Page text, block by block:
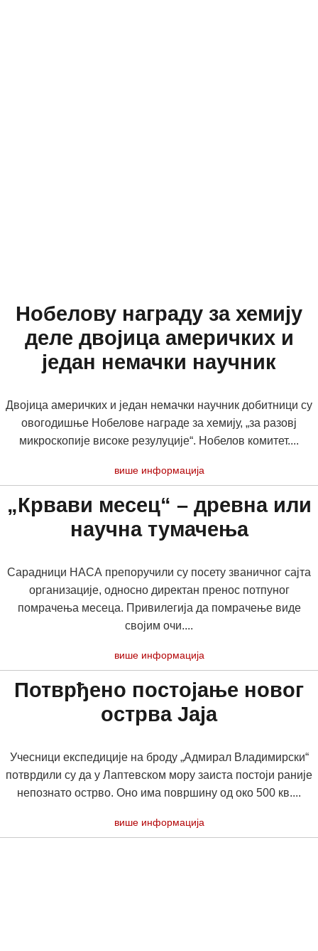
Нобелову награду за хемију
деле двојица америчких и
један немачки научник
Двојица америчких и један немачки научник добитници су
овогодишње Нобелове награде за хемију, „за разовј
микроскопије високе резулуције“. Нобелов комитет....
више информација
„Крвави месец“ – древна или
научна тумачења
Сарадници НАСА препоручили су посету званичног сајта
организације, односно директан пренос потпуног
помрачења месеца. Привилегија да помрачење виде
својим очи....
више информација
Потврђено постојање новог
острва Јаја
Учесници експедиције на броду „Адмирал Владимирски“
потврдили су да у Лаптевском мору заиста постоји раније
непознато острво. Оно има површину од око 500 кв....
више информација